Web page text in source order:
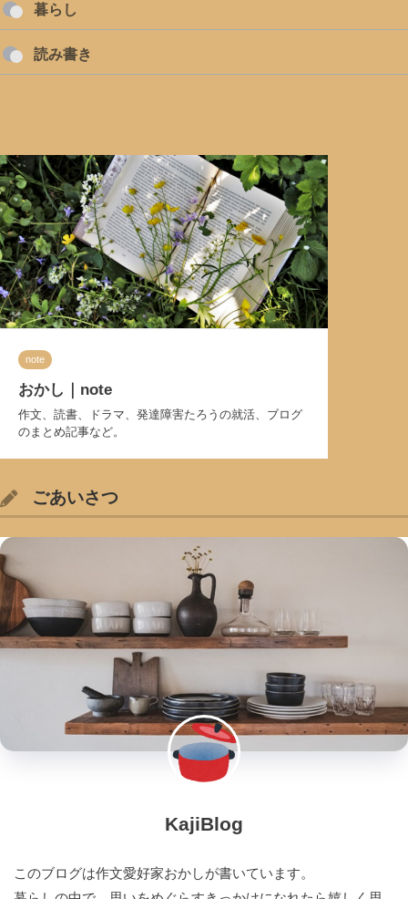
暮らし
読み書き
note
おかし｜note
作文、読書、ドラマ、発達障害たろうの就活、ブログ
のまとめ記事など。
ごあいさつ
KajiBlog
このブログは作文愛好家おかしが書いています。